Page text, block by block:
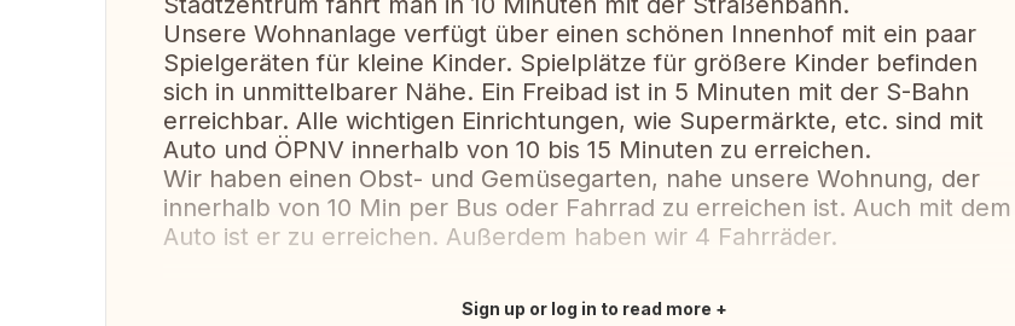
Unsere Wohnanlage verfügt über einen schönen Innenhof mit ein paar
Spielgeräten für kleine Kinder. Spielplätze für größere Kinder befinden
sich in unmittelbarer Nähe. Ein Freibad ist in 5 Minuten mit der S-Bahn
erreichbar. Alle wichtigen Einrichtungen, wie Supermärkte, etc. sind mit
Auto und ÖPNV innerhalb von 10 bis 15 Minuten zu erreichen.
Wir haben einen Obst- und Gemüsegarten, nahe unsere Wohnung, der
innerhalb von 10 Min per Bus oder Fahrrad zu erreichen ist. Auch mit dem
Auto ist er zu erreichen. Außerdem haben wir 4 Fahrräder.
Sign up or log in to read more